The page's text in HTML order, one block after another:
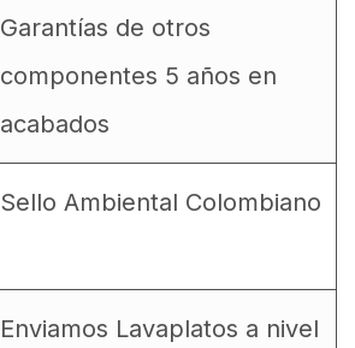
Garantías de otros
componentes 5 años en
acabados
Sello Ambiental Colombiano
Enviamos Lavaplatos a nivel